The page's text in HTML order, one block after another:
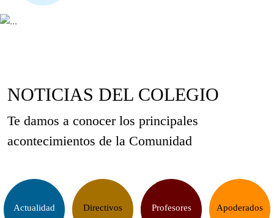
NOTICIAS DEL COLEGIO
Te damos a conocer los principales
acontecimientos de la Comunidad
Actualidad Directivos Profesores Apoderados